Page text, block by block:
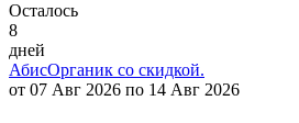
Осталось
8
дней
АбисОрганик со скидкой.
от 07 Авг 2026 по 14 Авг 2026